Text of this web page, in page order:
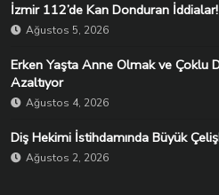
İzmir 112’de Kan Donduran İddialar!
Ağustos 5, 2026
Erken Yaşta Anne Olmak ve Çoklu
Azaltıyor
Ağustos 4, 2026
Diş Hekimi İstihdamında Büyük
Ağustos 2, 2026